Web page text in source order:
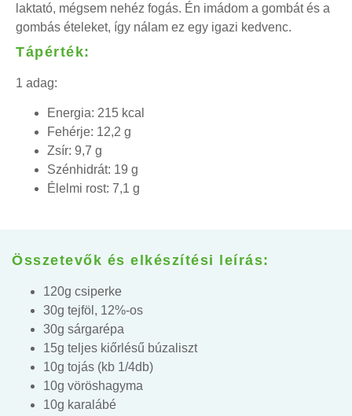
laktató, mégsem nehéz fogás. Én imádom a gombát és a
gombás ételeket, így nálam ez egy igazi kedvenc.
Tápérték:
1 adag:
Energia: 215 kcal
Fehérje: 12,2 g
Zsír: 9,7 g
Szénhidrát: 19 g
Élelmi rost: 7,1 g
Összetevők és elkészítési leírás:
120g csiperke
30g tejföl, 12%-os
30g sárgarépa
15g teljes kiőrlésű búzaliszt
10g tojás (kb 1/4db)
10g vöröshagyma
10g karalábé